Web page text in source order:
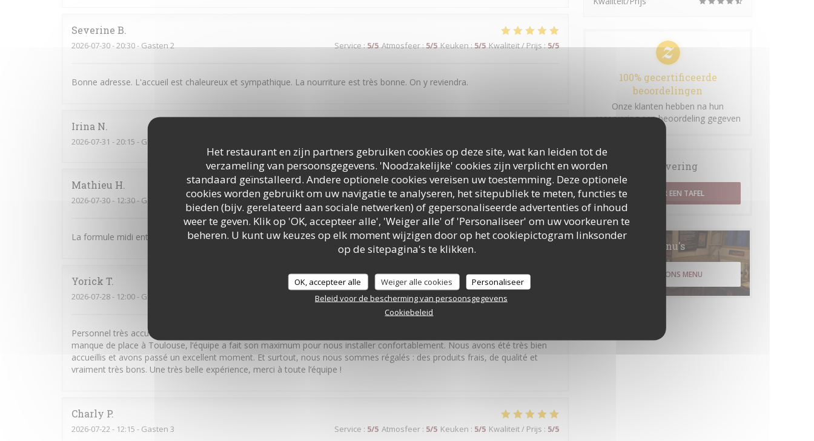
Het restaurant en zijn partners gebruiken cookies op deze site, wat kan leiden tot de
verzameling van persoonsgegevens. 'Noodzakelijke' cookies zijn verplicht en worden
standaard geïnstalleerd. Andere optionele cookies vereisen uw toestemming. Deze optionele
cookies worden gebruikt om uw navigatie te analyseren, het sitepubliek te meten, functies te
bieden (bijv. gerelateerd aan sociale netwerken) of gepersonaliseerde advertenties of inhoud
weer te geven. Klik op 'OK, accepteer alle', 'Weiger alle' of 'Personaliseer' om uw voorkeuren te
beheren. U kunt uw keuzes op elk moment wijzigen door op het cookiepictogram linksonder
op de sitepagina's te klikken.
OK, accepteer alle Weiger alle cookies
Personaliseer
Beleid voor de bescherming van persoonsgegevens
Cookiebeleid
Severine B
2026-07-30- 20:30 - Gasten 2 Service:5/5 Atmosfeer:5/5 Keuken:5/5 Kwaliteit / Prijs:5/5
Bonne adresse. L'accueil est chaleureux et sympathique. La nourriture est très bonne. On y reviendra.
Irina N
2026-07-31 - 20:15 - Gasten 3
Mathieu H
2026-07-30- 12:30 - Gasten 4 Service: 5/5 Atmosfeer: 5/5 Keuken: 5/5 Kwaliteit / Prijs : 5/5
La formule midi entrée-plat-dessert est très bonne. N'hésitez pas à craquer pour le petit supplément du plat canaille
Yorick T
2026-07-28- 12:00 - Gasten 5 Service:5/5 Atmosfeer:5/5 Keuken: 5/5 Kwaliteit / Prijs
Personnel très accueillant et vraiment aux petits soins. Nous sommes venus avec un bébé en poussette et, malgré le
manque de place à Toulouse, l’équipe a fait son maximum pour nous installer confortablement. Nous avons été très bien
accueillis et avons passé un excellent moment. Et surtout, nous nous sommes régalés : des produits frais, de qualité et
vraiment très bons. Une très belle expérience, merci à toute l’équipe !
Charly P
2026-07-22 - 12:15 - Gasten 3 Service : 5/5 Atmosfeer : 5/5 Keuken : 5/5 Kwaliteit / Prijs : 5/5
100% gecertificeerde
beoordelingen
Onze klanten hebben na hun
reservering een beoordeling gegeven
Reservering
RESERVEER EEN TAFEL
Menu's
ONTDEK ONS MENU